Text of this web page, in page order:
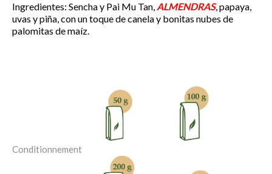
Ingredientes: Sencha y Pai Mu Tan, ALMENDRAS, papaya,
uvas y piña, con un toque de canela y bonitas nubes de
palomitas de maíz.
Conditionnement